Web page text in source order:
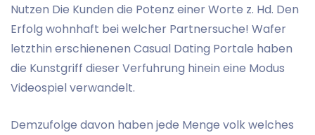
Nutzen Die Kunden die Potenz einer Worte z. Hd. Den
Erfolg wohnhaft bei welcher Partnersuche! Wafer
letzthin erschienenen Casual Dating Portale haben
die Kunstgriff dieser Verfuhrung hinein eine Modus
Videospiel verwandelt.
Demzufolge davon haben jede Menge volk welches